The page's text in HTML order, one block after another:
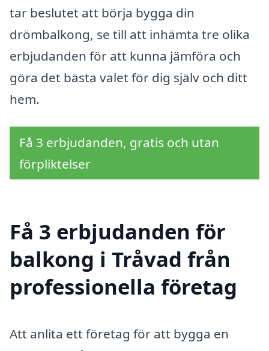
tar beslutet att börja bygga din
drömbalkong, se till att inhämta tre olika
erbjudanden för att kunna jämföra och
göra det bästa valet för dig själv och ditt
hem.
Få 3 erbjudanden, gratis och utan
förpliktelser
Få 3 erbjudanden för
balkong i Tråvad från
professionella företag
Att anlita ett företag för att bygga en